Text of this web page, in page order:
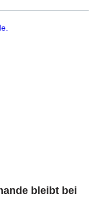
bleibt bei